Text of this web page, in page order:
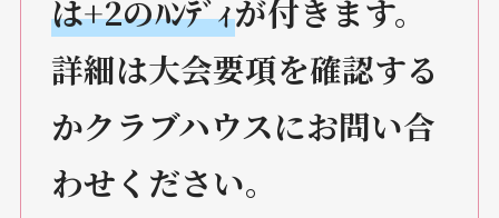
は+2のﾊﾝﾃﾞｨが付きます。
詳細は大会要項を確認する
かクラブハウスにお問い合
わせください。